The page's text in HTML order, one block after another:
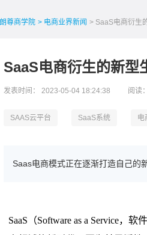
朗尊商学院 > 电商业界新闻 > SaaS电商衍生
SaaS电商衍生的新型
发表时间： 2023-05-04 18:24:38 阅读
SAAS云平台 SaaS系统 电
Saas电商模式正在逐渐打造自己的